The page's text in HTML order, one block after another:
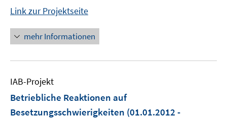
Link zur Projektseite
mehr Informationen
IAB-Projekt
Betriebliche Reaktionen auf
Besetzungsschwierigkeiten (01.01.2012 -